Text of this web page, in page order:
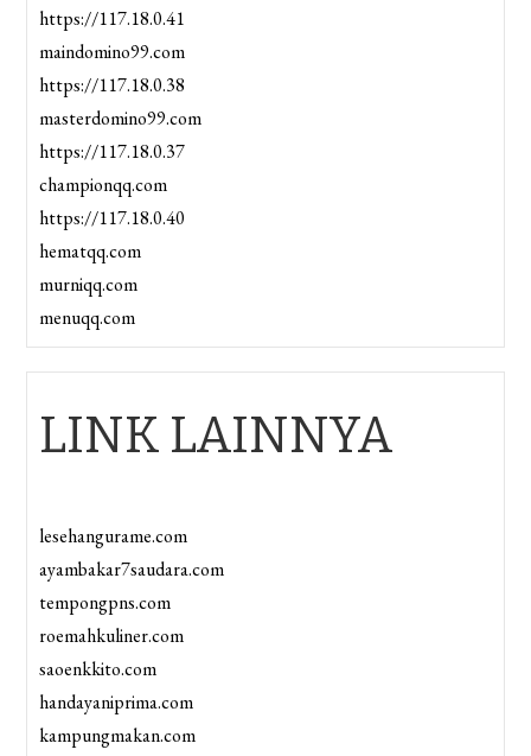
https://117.18.0.41
maindomino99.com
https://117.18.0.38
masterdomino99.com
https://117.18.0.37
championqq.com
https://117.18.0.40
hematqq.com
murniqq.com
menuqq.com
LINK LAINNYA
lesehangurame.com
ayambakar7saudara.com
tempongpns.com
roemahkuliner.com
saoenkkito.com
handayaniprima.com
kampungmakan.com